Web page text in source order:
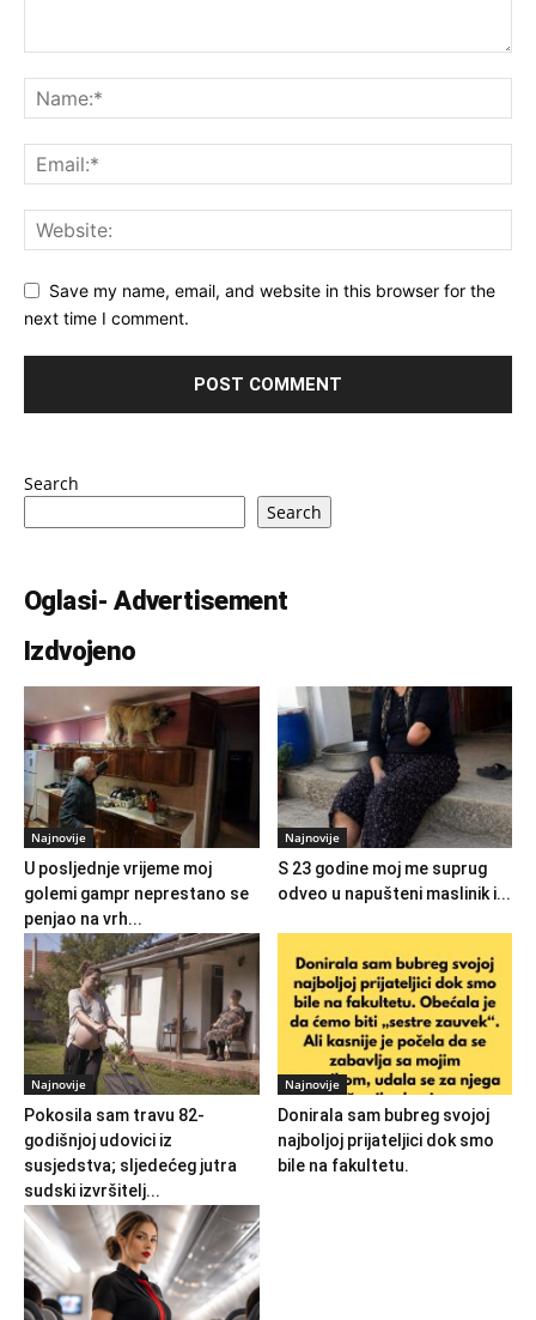
Save my name, email, and website in this browser for the
next time I comment.
Search
Search
Oglasi- Advertisement
Izdvojeno
Najnovije
U posljednje vrijeme moj
golemi gampr neprestano se
penjao na vrh...
Najnovije
S 23 godine moj me suprug
odveo u napušteni maslinik i...
Najnovije
Pokosila sam travu 82-
godišnjoj udovici iz
susjedstva; sljedećeg jutra
sudski izvršitelj...
Najnovije
Donirala sam bubreg svojoj
najboljoj prijateljici dok smo
bile na fakultetu.